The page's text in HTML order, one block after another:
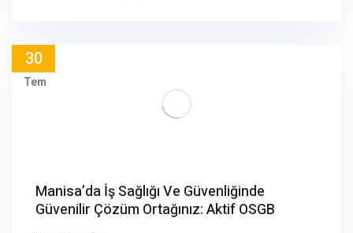
30
Tem
Manisa’da İş Sağlığı Ve Güvenliğinde
Güvenilir Çözüm Ortağınız: Aktif OSGB